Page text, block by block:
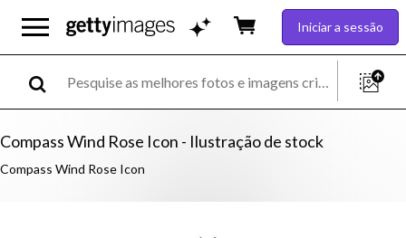
Iniciar a sessão
Compass Wind Rose Icon - Ilustração de stock
Compass Wind Rose Icon